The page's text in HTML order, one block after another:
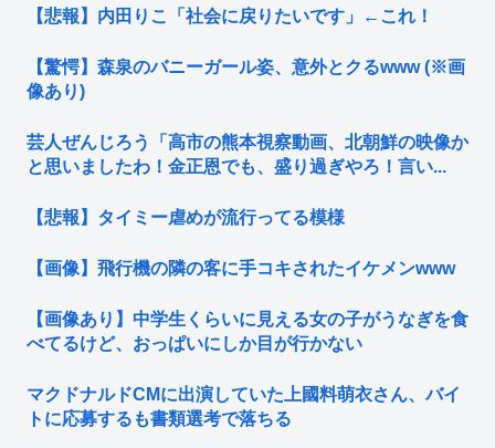
【悲報】内田りこ「社会に戻りたいです」←これ！
【驚愕】森泉のバニーガール姿、意外とクるwww (※画
像あり)
芸人ぜんじろう「高市の熊本視察動画、北朝鮮の映像か
と思いましたわ！金正恩でも、盛り過ぎやろ！言い...
【悲報】タイミー虐めが流行ってる模様
【画像】飛行機の隣の客に手コキされたイケメンwww
【画像あり】中学生くらいに見える女の子がうなぎを食
べてるけど、おっぱいにしか目が行かない
マクドナルドCMに出演していた上國料萌衣さん、バイ
トに応募するも書類選考で落ちる